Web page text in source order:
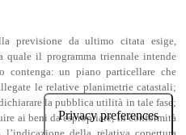
previsione da ultimo citata esige,
quale il programma triennale intende
contenga: un piano particellare che
le relative planimetrie catastali;
la pubblica utilità in tale fase;
ai beni da espropriare, in conformità